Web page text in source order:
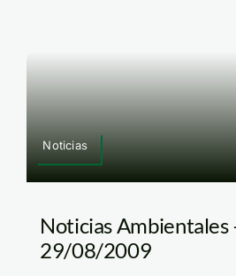
Noticias
Noticias Ambientales
29/08/2009